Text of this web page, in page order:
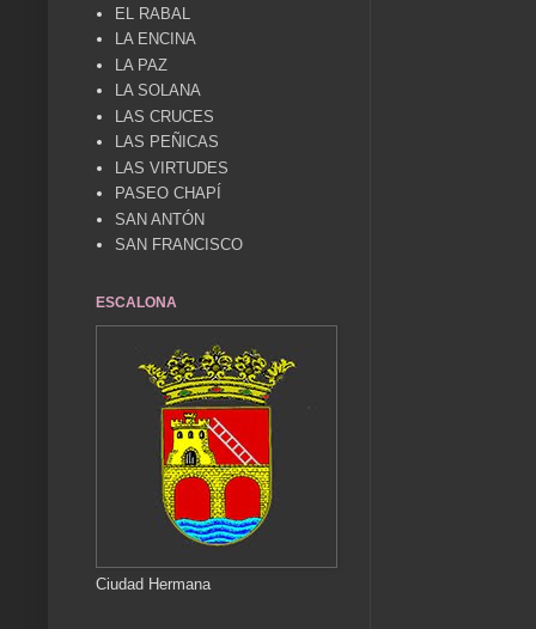
EL RABAL
LA ENCINA
LA PAZ
LA SOLANA
LAS CRUCES
LAS PEÑICAS
LAS VIRTUDES
PASEO CHAPÍ
SAN ANTÓN
SAN FRANCISCO
ESCALONA
Ciudad Hermana